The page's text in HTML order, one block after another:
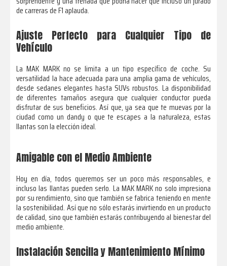
de carreras de F1 aplauda.
Ajuste Perfecto para Cualquier Tipo de
Vehículo
La MAK MARK no se limita a un tipo específico de coche. Su
versatilidad la hace adecuada para una amplia gama de vehículos,
desde sedanes elegantes hasta SUVs robustos. La disponibilidad
de diferentes tamaños asegura que cualquier conductor pueda
disfrutar de sus beneficios. Así que, ya sea que te muevas por la
ciudad como un dandy o que te escapes a la naturaleza, estas
llantas son la elección ideal.
Amigable con el Medio Ambiente
Hoy en día, todos queremos ser un poco más responsables, e
incluso las llantas pueden serlo. La MAK MARK no solo impresiona
por su rendimiento, sino que también se fabrica teniendo en mente
la sostenibilidad. Así que no sólo estarás invirtiendo en un producto
de calidad, sino que también estarás contribuyendo al bienestar del
medio ambiente.
Instalación Sencilla y Mantenimiento Mínimo